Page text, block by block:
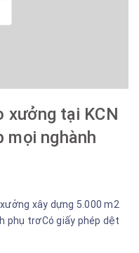
xưởng tại KCN
mọi nghành
phụ trơCó giấy phép dệt